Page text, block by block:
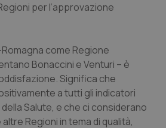
di Bolzano
di Trento
Scompenso
per l’approvazione
Romagna come Regione
Bonaccini e Venturi – è
Significa che
a tutti gli indicatori
Salute, e che ci considerano
Regioni in tema di qualità,